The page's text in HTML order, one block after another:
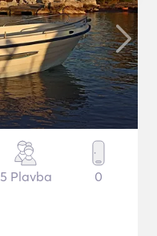
5 Plavba 0